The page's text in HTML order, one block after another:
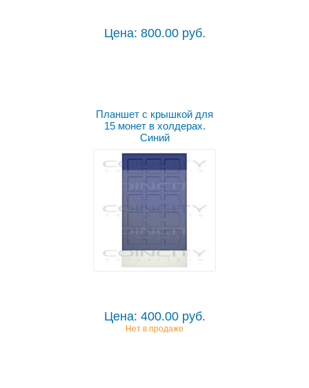
Цена: 800.00 руб.
Планшет с крышкой для
15 монет в холдерах.
Синий
Цена: 400.00 руб.
Нет в продаже